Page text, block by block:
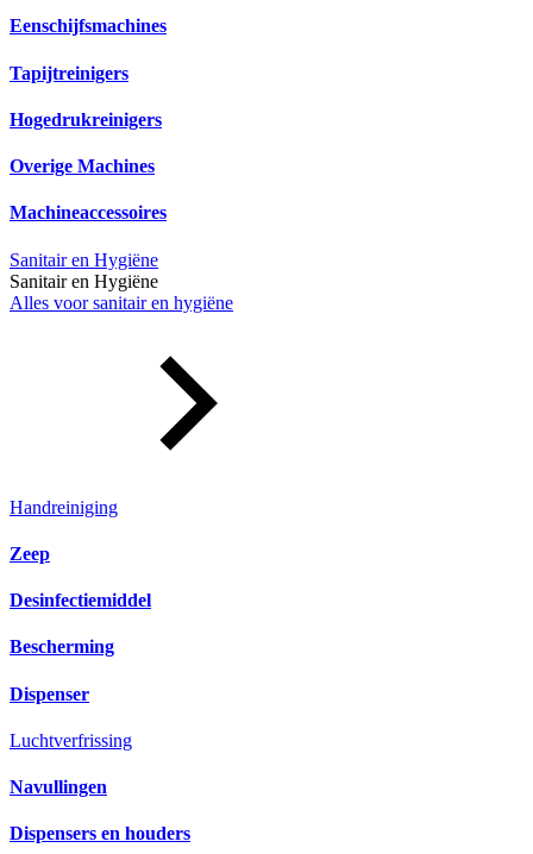
Eenschijfsmachines
Tapijtreinigers
Hogedrukreinigers
Overige Machines
Machineaccessoires
Sanitair en Hygiëne
Sanitair en Hygiëne
Alles voor sanitair en hygiëne
Handreiniging
Zeep
Desinfectiemiddel
Bescherming
Dispenser
Luchtverfrissing
Navullingen
Dispensers en houders